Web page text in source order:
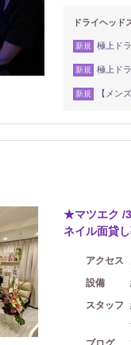
ドライヘッ
新規 極上ド
新規 極上ド
新規 【メン
★マツエク /
ネイル面貸
アクセス
設備
スタッフ